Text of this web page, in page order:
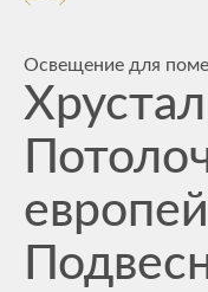
Освещение для